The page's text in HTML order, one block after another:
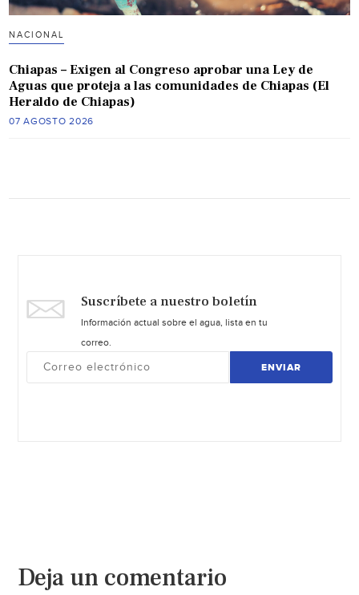
NACIONAL
Chiapas – Exigen al Congreso aprobar una Ley de
Aguas que proteja a las comunidades de Chiapas (El
Heraldo de Chiapas)
07 AGOSTO 2026
Suscríbete a nuestro boletín
Información actual sobre el agua, lista en tu
correo.
ENVIAR
Deja un comentario